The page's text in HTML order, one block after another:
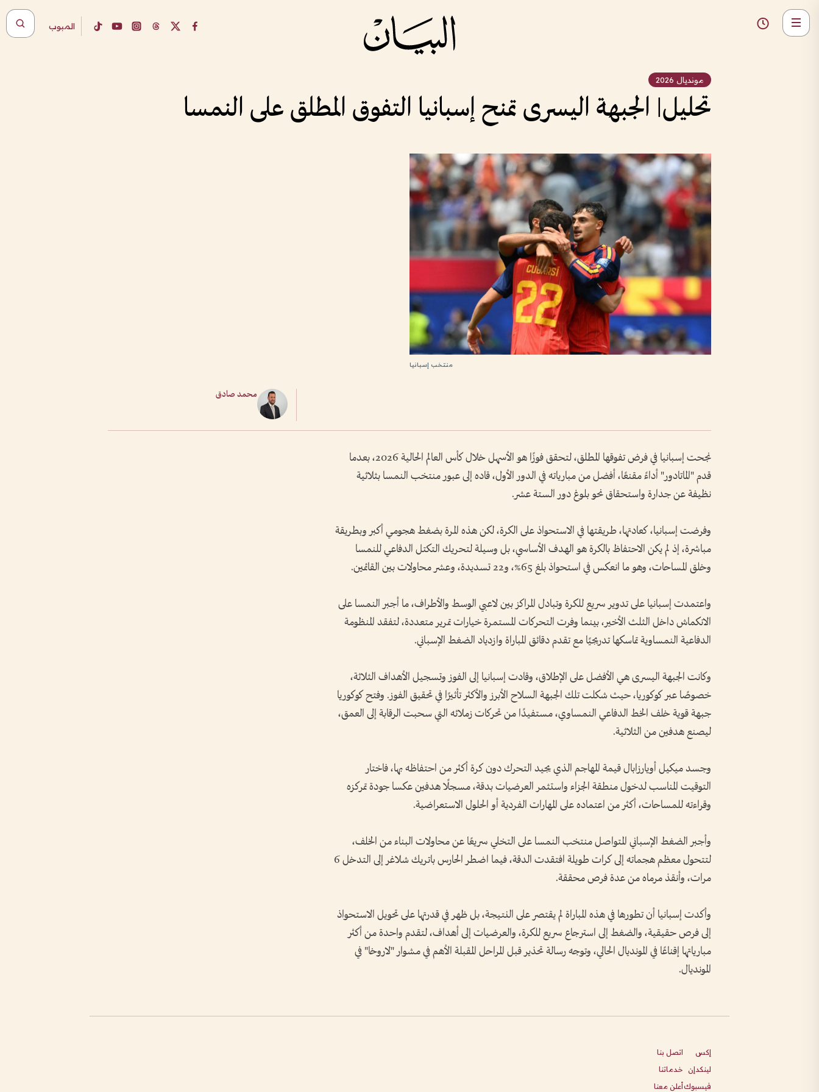
المبوب
مونديال 2026
تحليل| الجبهة اليسرى تمنح إسبانيا التفوق المطلق على النمسا
منتخب إسبانيا
محمد صادق
نجحت إسبانيا في فرض تفوقها المطلق، لتحقق فوزًا هو الأسهل خلال كأس العالم الحالية 2026، بعدما
قدم "الماتادور" أداءً مقنعًا، أفضل من مبارياته في الدور الأول، قاده إلى عبور منتخب النمسا بثلاثية
نظيفة عن جدارة واستحقاق نحو بلوغ دور الستة عشر.
وفرضت إسبانيا، كعادتها، طريقتها في الاستحواذ على الكرة، لكن هذه المرة بضغط هجومي أكبر وبطريقة
مباشرة، إذ لم يكن الاحتفاظ بالكرة هو الهدف الأساسي، بل وسيلة لتحريك التكتل الدفاعي للنمسا
وخلق المساحات، وهو ما انعكس في استحواذ بلغ 65%، و22 تسديدة، وعشر محاولات بين القائمين.
واعتمدت إسبانيا على تدوير سريع للكرة وتبادل المراكز بين لاعبي الوسط والأطراف، ما أجبر النمسا على
الانكماش داخل الثلث الأخير، بينما وفرت التحركات المستمرة خيارات تمرير متعددة، لتفقد المنظومة
الدفاعية النمساوية تماسكها تدريجيًا مع تقدم دقائق المباراة وازدياد الضغط الإسباني.
وكانت الجبهة اليسرى هي الأفضل على الإطلاق، وقادت إسبانيا إلى الفوز وتسجيل الأهداف الثلاثة،
خصوصًا عبر كوكوريا، حيث شكلت تلك الجبهة السلاح الأبرز والأكثر تأثيرًا في تحقيق الفوز. وفتح كوكوريا
جبهة قوية خلف الخط الدفاعي النمساوي، مستفيدًا من تحركات زملائه التي سحبت الرقابة إلى العمق،
ليصنع هدفين من الثلاثية.
وجسد ميكيل أويارزابال قيمة المهاجم الذي يجيد التحرك دون كرة أكثر من احتفاظه بها، فاختار
التوقيت المناسب لدخول منطقة الجزاء واستثمر العرضيات بدقة، مسجلًا هدفين عكسا جودة تمركزه
وقراءته للمساحات، أكثر من اعتماده على المهارات الفردية أو الحلول الاستعراضية.
وأجبر الضغط الإسباني المتواصل منتخب النمسا على التخلي سريعًا عن محاولات البناء من الخلف،
لتتحول معظم هجماته إلى كرات طويلة افتقدت الدقة، فيما اضطر الحارس باتريك شلاغر إلى التدخل 6
مرات، وأنقذ مرماه من عدة فرص محققة.
وأكدت إسبانيا أن تطورها في هذه المباراة لم يقتصر على النتيجة، بل ظهر في قدرتها على تحويل الاستحواذ
إلى فرص حقيقية، والضغط إلى استرجاع سريع للكرة، والعرضيات إلى أهداف، لتقدم واحدة من أكثر
مبارياتها إقناعًا في المونديال الحالي، وتوجه رسالة تحذير قبل المراحل المقبلة الأهم في مشوار "لاروخا" في
المونديال.
إكس
لينكدإن
فيسبوك
اتصل بنا
خدماتنا
أعلن معنا